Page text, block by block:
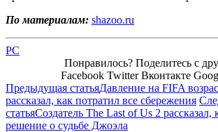
По материалам: shazoo.ru
PC
Понравилось? Поделитесь с
Facebook Twitter Вконтакте
Предыдущая статьяДавление на FIFA
рассказал, как потратил все сбережения
статьяСоздатель The Last of Us 2 рассказал,
решение о судьбе Джоэла